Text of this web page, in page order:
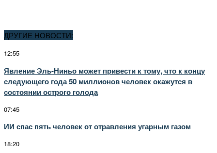
ДРУГИЕ НОВОСТИ:
12:55
Явление Эль-Ниньо может привести к тому, что к концу
следующего года 50 миллионов человек окажутся в
состоянии острого голода
07:45
ИИ спас пять человек от отравления угарным газом
18:20